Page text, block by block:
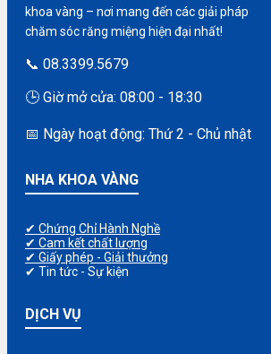
khoa vàng – nơi mang đến các giải pháp
chăm sóc răng miệng hiện đại nhất!
📞 08.3399.5679
🕒 Giờ mở cửa: 08:00 - 18:30
📅 Ngày hoạt động: Thứ 2 - Chủ nhật
NHA KHOA VÀNG
✔ Chứng Chỉ Hành Nghề
✔ Cam kết chất lượng
✔ Giấy phép - Giải thưởng
✔ Tin tức - Sự kiện
DỊCH VỤ